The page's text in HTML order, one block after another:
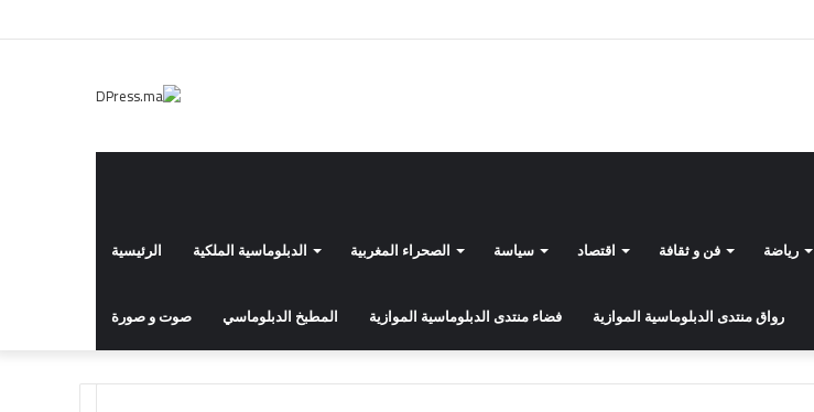
الرئيسية الدبلوماسية الملكية الصحراء المغربية سياسة اقتصاد فن و ثقافة رياضة
صوت و صورة المطبخ الدبلوماسي فضاء منتدى الدبلوماسية الموازية رواق منتدى الدبلوماسية الموازية